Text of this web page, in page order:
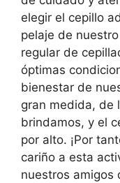
elegir el cepillo
pelaje de
regular de
óptimas
bienestar de
gran medida, de
brindamos, y el
por alto. ¡Por
cariño a esta
nuestros amigos